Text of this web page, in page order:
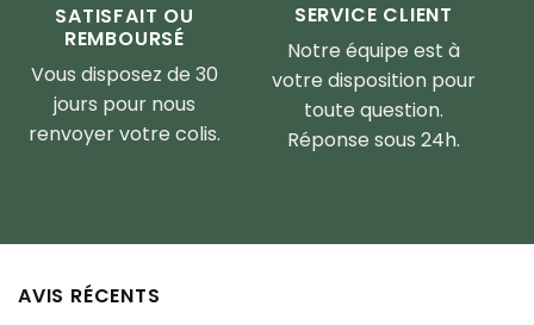
SATISFAIT OU
REMBOURSÉ
Vous disposez de 30
jours pour nous
renvoyer votre colis.
SERVICE CLIENT
Notre équipe est à
votre disposition pour
toute question.
Réponse sous 24h.
AVIS RÉCENTS